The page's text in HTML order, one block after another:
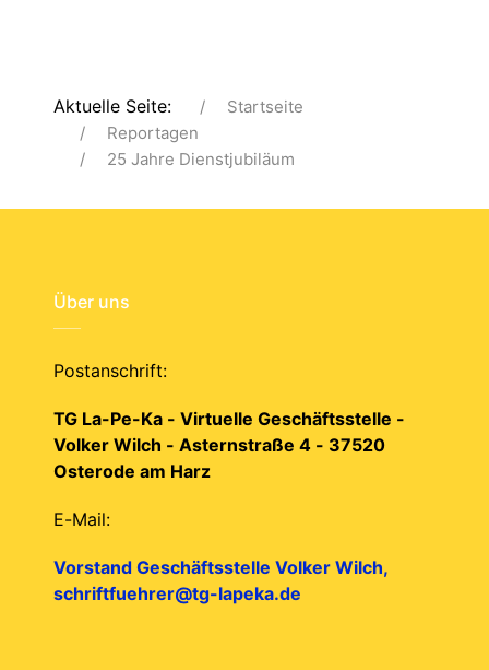
Aktuelle Seite:
Startseite
Reportagen
25 Jahre Dienstjubiläum
Über uns
Postanschrift:
TG La-Pe-Ka - Virtuelle Geschäftsstelle -
Volker Wilch - Asternstraße 4 - 37520
Osterode am Harz
E-Mail:
Vorstand Geschäftsstelle Volker Wilch,
schriftfuehrer@tg-lapeka.de